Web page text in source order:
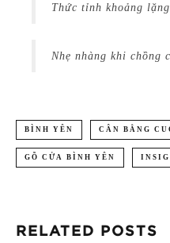
Thức tỉnh khoảng
Nhẹ nhàng khi chồng
BÌNH YÊN CÂN BẰNG
GÕ CỬA BÌNH YÊN
RELATED POSTS